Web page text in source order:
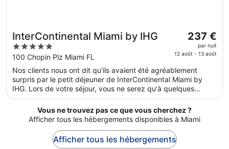
InterContinental Miami by IHG
5
out
of
5
100 Chopin Plz Miami FL
Le
prix
est
de 237 €
par
nuit
août
au 13
237 €
par nuit
12 août - 13 août
Nos clients nous ont dit qu'ils avaient été agréablement
surpris par le petit déjeuner de InterContinental Miami by
IHG. Lors de votre séjour, vous ne serez qu'à quelques
minutes de marche de Bayfront Park. Parmi les prestations
de cet hébergement, on compte l'accès Wi-Fi à Internet
gratuit, 3 des restaurants et 2 des bars. Cet hébergement
propose des services et équipements pour chouchouter les
boules de tous poils, notamment des gamelles pour l'eau et
la nourriture.
Vous ne trouvez pas ce que vous cherchez ?
Afficher tous les hébergements disponibles à Miami
Afficher tous les hébergements